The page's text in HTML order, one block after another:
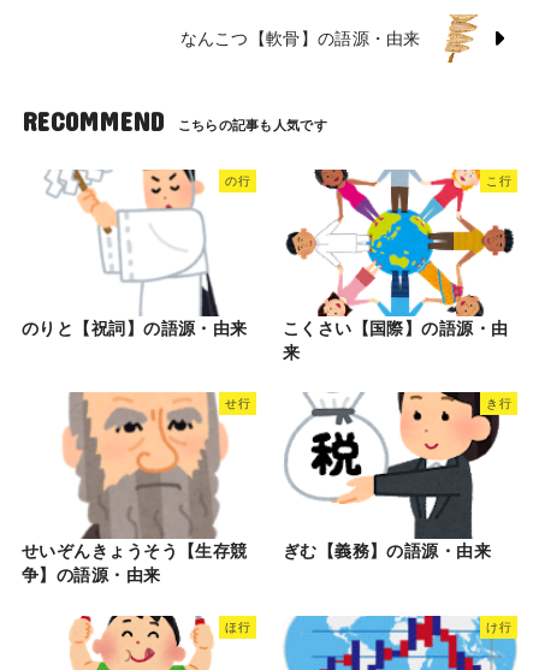
なんこつ【軟骨】の語源・由来
RECOMMEND
の行
のりと【祝詞】の語源・由来
こ行
こくさい【国際】の語源・由
来
せ行
せいぞんきょうそう【生存競
争】の語源・由来
き行
ぎむ【義務】の語源・由来
ほ行 け行